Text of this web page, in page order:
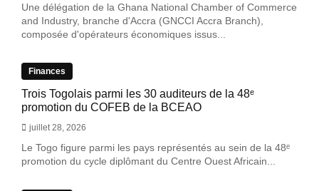
Une délégation de la Ghana National Chamber of Commerce
and Industry, branche d'Accra (GNCCI Accra Branch),
composée d'opérateurs économiques issus...
Finances
Trois Togolais parmi les 30 auditeurs de la 48ᵉ
promotion du COFEB de la BCEAO
juillet 28, 2026
Le Togo figure parmi les pays représentés au sein de la 48ᵉ
promotion du cycle diplômant du Centre Ouest Africain...